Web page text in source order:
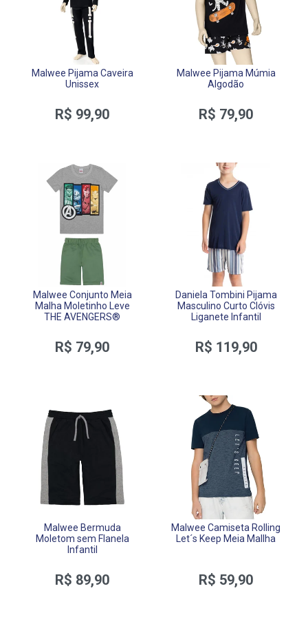
Malwee Pijama Caveira
Unissex
R$ 99,90
Malwee Pijama Múmia
Algodão
R$ 79,90
Malwee Conjunto Meia
Malha Moletinho Leve
THE AVENGERS®
R$ 79,90
Daniela Tombini Pijama
Masculino Curto Clóvis
Liganete Infantil
R$ 119,90
Malwee Bermuda
Moletom sem Flanela
Infantil
R$ 89,90
Malwee Camiseta Rolling
Let´s Keep Meia Mallha
R$ 59,90